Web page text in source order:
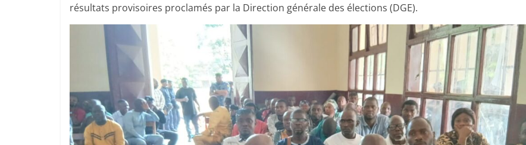
résultats provisoires proclamés par la Direction générale des élections (DGE).